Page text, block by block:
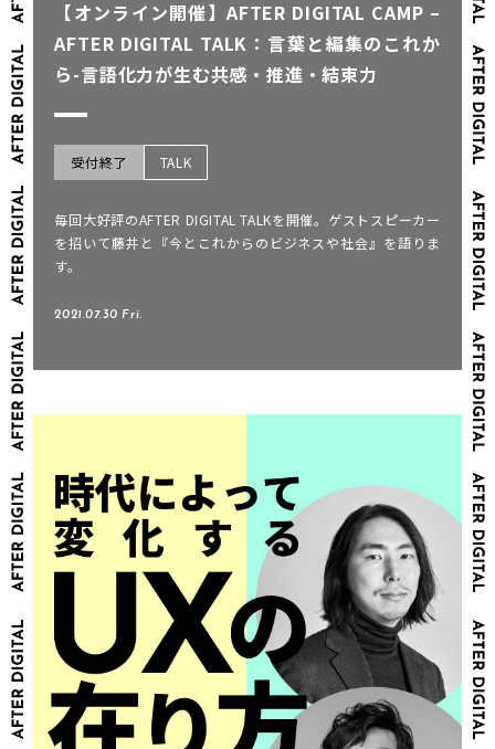
【オンライン開催】AFTER DIGITAL CAMP –
AFTER DIGITAL TALK：言葉と編集のこれか
ら-言語化力が生む共感・推進・結束力
受付終了 TALK
毎回大好評のAFTER DIGITAL TALKを開催。ゲストスピーカー
を招いて藤井と『今とこれからのビジネスや社会』を語りま
す。
2021.07.30 Fri.